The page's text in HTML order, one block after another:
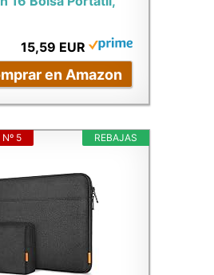
15,59 EUR
en Amazon
REBAJAS
5